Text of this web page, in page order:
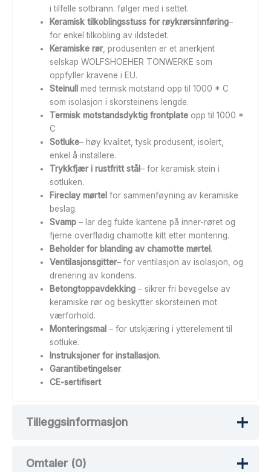
i tilfelle sotbrann. følger med i settet.
Keramisk tilkoblingsstuss for røykrørsinnføring–
for enkel tilkobling av ildstedet.
Keramiske rør, produsenten er et anerkjent
selskap WOLFSHOEHER TONWERKE som
oppfyller kravene i EU.
Steinullmed termisk motstand opp til 1000 * C
som isolasjon i skorsteinens lengde.
Termisk motstandsdyktig frontplate opp til 1000 *
C
Sotluke– høy kvalitet, tysk produsent, isolert,
enkel å installere.
Trykkfjær i rustfritt stål– for keramisk stein i
sotluken.
Fireclay mørtelfor sammenføyning av keramiske
beslag.
Svamp– lar deg fukte kantene på inner-røret og
fjerne overflødig chamotte kitt etter montering.
Beholder for blanding av chamotte mørtel .
Ventilasjonsgitter– for ventilasjon av isolasjon, og
drenering av kondens.
Betongtoppavdekking– sikrer fri bevegelse av
keramiske rør og beskytter skorsteinen mot
værforhold.
Monteringsmal– for utskjæring i ytterelement til
sotluke.
Instruksjoner for installasjon.
Garantibetingelser.
CE-sertifisert.
Tilleggsinformasjon
Vekt
Omtaler (0)